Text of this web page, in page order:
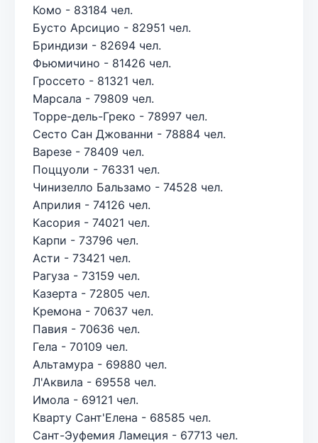
Комо - 83184 чел.
Бусто Арсицио - 82951 чел.
Бриндизи - 82694 чел.
Фьюмичино - 81426 чел.
Гроссето - 81321 чел.
Марсала - 79809 чел.
Торре-дель-Греко - 78997 чел.
Сесто Сан Джованни - 78884 чел.
Варезе - 78409 чел.
Поццуоли - 76331 чел.
Чинизелло Бальзамо - 74528 чел.
Априлия - 74126 чел.
Касория - 74021 чел.
Карпи - 73796 чел.
Асти - 73421 чел.
Рагуза - 73159 чел.
Казерта - 72805 чел.
Кремона - 70637 чел.
Павия - 70636 чел.
Гела - 70109 чел.
Альтамура - 69880 чел.
Л'Аквила - 69558 чел.
Имола - 69121 чел.
Кварту Сант'Елена - 68585 чел.
Сант-Эуфемия Ламеция - 67713 чел.